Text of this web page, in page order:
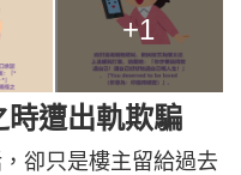
+1
時遭出軌欺騙
卻只是樓主留給過去